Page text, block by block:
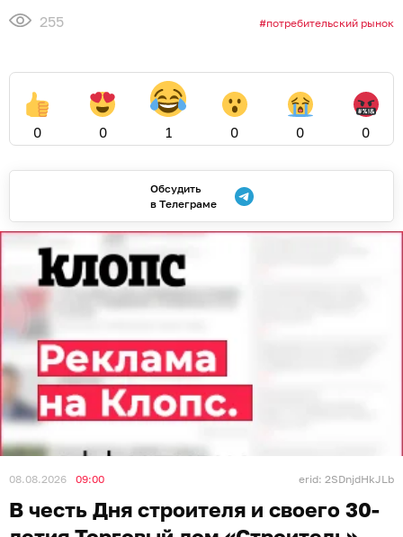
255 потребительский рынок
0 0 1 0 0 0
Обсудить
в Телеграме
08.08.2026 09:00 erid: 2SDnjdHkJLb
В честь Дня строителя и своего 30-